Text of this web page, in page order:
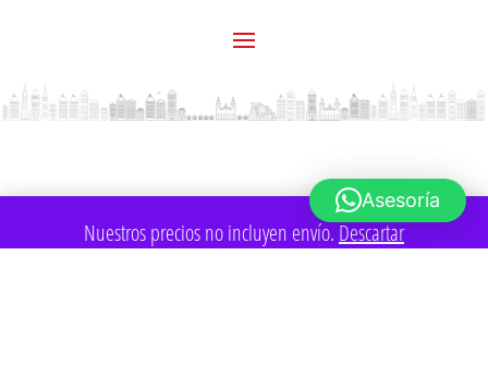
Nuestros precios no incluyen envío. Descartar
Asesoría